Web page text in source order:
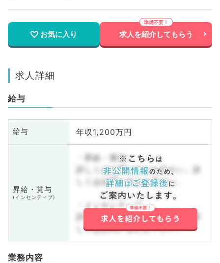
お気に入り 求人を紹介してもらう
求人詳細
給与
給与 年収1,200万円
昇給・賞与
(インセンティブ)
・昇給・賞与
詳しくはお問い合わせ下さい。詳
しくはお問い合わせ下さい。
・インセンティブ
詳しくはお問い合わせ下さい。詳
しくはお問い合わせ下さい。
業務内容